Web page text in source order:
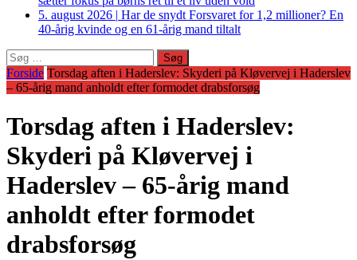
5. august 2026 | Har de snydt Forsvaret for 1,2 millioner? En
40-årig kvinde og en 61-årig mand tiltalt
Søg
efter:
Forside Torsdag aften i Haderslev: Skyderi på Kløvervej i Haderslev
– 65-årig mand anholdt efter formodet drabsforsøg
Torsdag aften i Haderslev:
Skyderi på Kløvervej i
Haderslev – 65-årig mand
anholdt efter formodet
drabsforsøg